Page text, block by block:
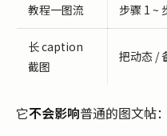
教程一图流 步骤 1 ~
长 caption
截图
把动态 /
它不会影响普通的图文帖：